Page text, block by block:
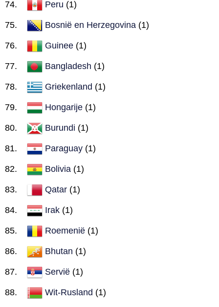
Peru (1)
Bosnië en Herzegovina (1)
Guinee (1)
Bangladesh (1)
Griekenland (1)
Hongarije (1)
Burundi (1)
Paraguay (1)
Bolivia (1)
Qatar (1)
Irak (1)
Roemenië (1)
Bhutan (1)
Servië (1)
Wit-Rusland (1)